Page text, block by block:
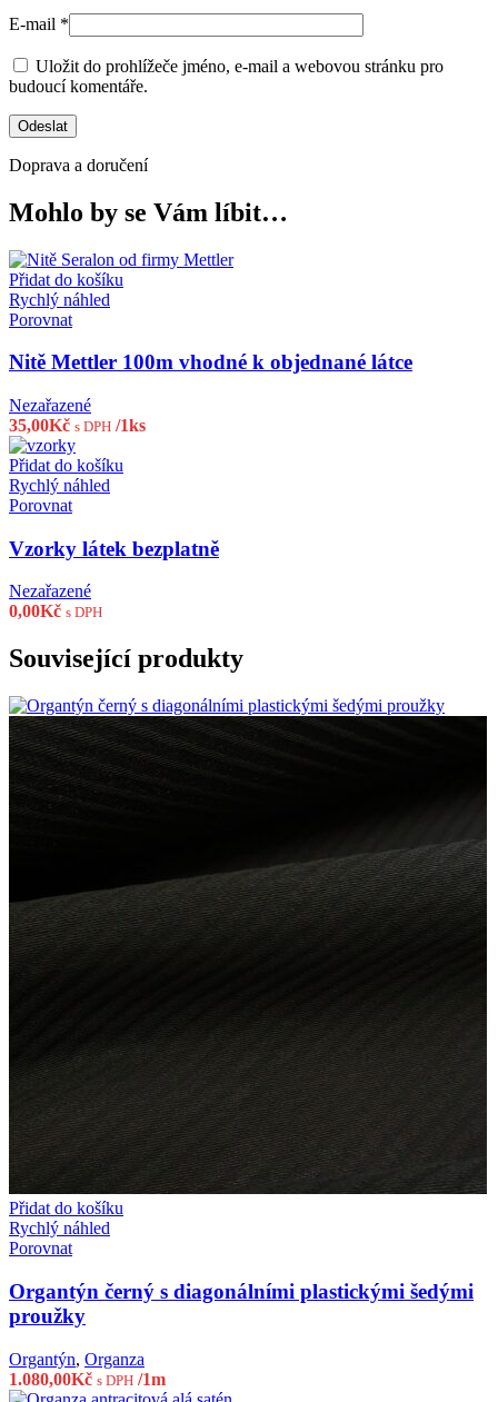
E-mail *
Uložit do prohlížeče jméno, e-mail a webovou stránku pro
budoucí komentáře.
Doprava a doručení
Mohlo by se Vám líbit…
Přidat do košíku
Rychlý náhled
Porovnat
Nitě Mettler 100m vhodné k objednané látce
Nezařazené
35,00Kč s DPH /1ks
Přidat do košíku
Rychlý náhled
Porovnat
Vzorky látek bezplatně
Nezařazené
0,00Kč s DPH
Související produkty
Přidat do košíku
Rychlý náhled
Porovnat
Organtýn černý s diagonálními plastickými šedými
proužky
Organtýn, Organza
1.080,00Kč s DPH /1m